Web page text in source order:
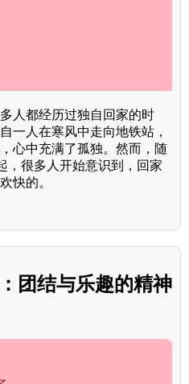
人都经历过独自回家的时
一人在寒风中走向地铁站，
心中充满了孤独。然而，随
，很多人开始意识到，回家
快的。
团结与乐趣的精神